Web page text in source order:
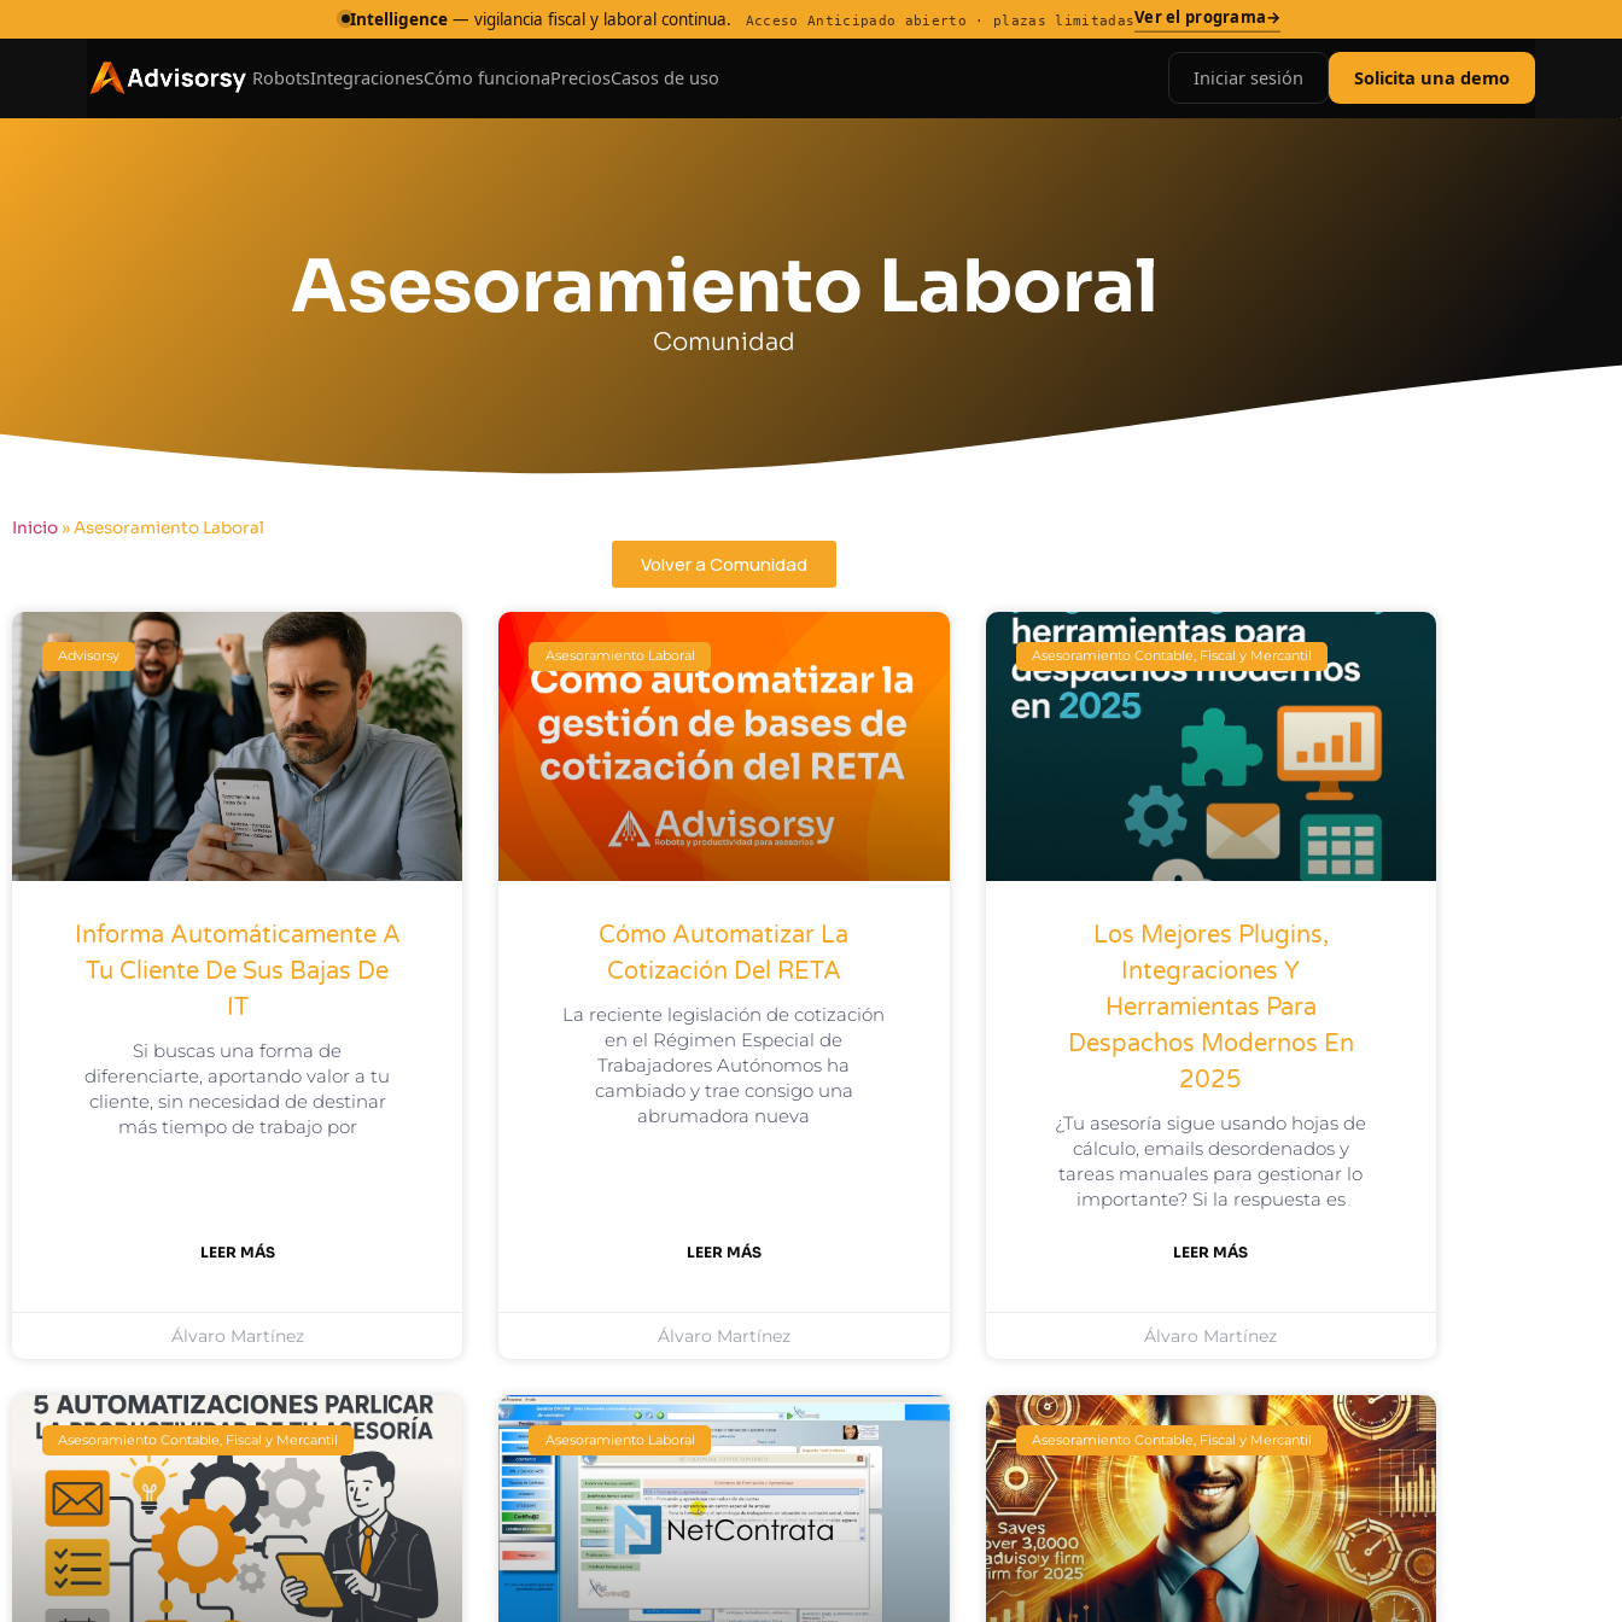
Intelligence— vigilancia fiscal y laboral continua. Acceso Anticipado abierto · plazas limitadasVer el programa→
RobotsIntegracionesCómo funcionaPreciosCasos de uso Iniciar sesión Solicita una demo
Asesoramiento Laboral
Comunidad
Inicio »Asesoramiento Laboral
Volver a Comunidad
Advisorsy
Informa Automáticamente A
Tu Cliente De Sus Bajas De
IT
Si buscas una forma de
diferenciarte, aportando valor a tu
cliente, sin necesidad de destinar
más tiempo de trabajo por
LEER MÁS
Álvaro Martínez
Asesoramiento Laboral
Cómo Automatizar La
Cotización Del RETA
La reciente legislación de cotización
en el Régimen Especial de
Trabajadores Autónomos ha
cambiado y trae consigo una
abrumadora nueva
LEER MÁS
Álvaro Martínez
Asesoramiento Contable, Fiscal y Mercantil
Los Mejores Plugins,
Integraciones Y
Herramientas Para
Despachos Modernos En
2025
¿Tu asesoría sigue usando hojas de
cálculo, emails desordenados y
tareas manuales para gestionar lo
importante? Si la respuesta es
LEER MÁS
Álvaro Martínez
Asesoramiento Contable, Fiscal y Mercantil Asesoramiento Laboral Asesoramiento Contable, Fiscal y Mercantil